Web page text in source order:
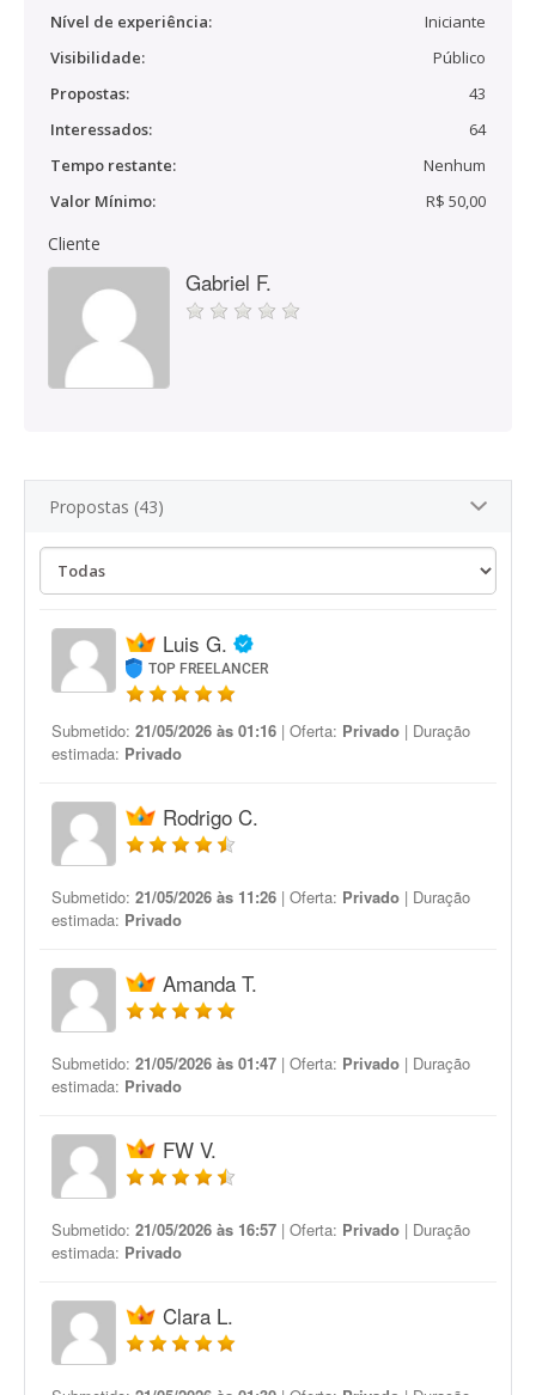
Nível de experiência:
Iniciante
Visibilidade:
Público
Propostas:
43
Interessados:
64
Tempo restante:
Nenhum
Valor Mínimo:
R$ 50,00
Cliente
Gabriel F.
Propostas (43)
Luis G.
TOP FREELANCER
Submetido: 21/05/2026 às 01:16 | Oferta: Privado | Duração
estimada: Privado
Rodrigo C.
Submetido: 21/05/2026 às 11:26 | Oferta: Privado | Duração
estimada: Privado
Amanda T.
Submetido: 21/05/2026 às 01:47 | Oferta: Privado | Duração
estimada: Privado
FW V.
Submetido: 21/05/2026 às 16:57 | Oferta: Privado | Duração
estimada: Privado
Clara L.